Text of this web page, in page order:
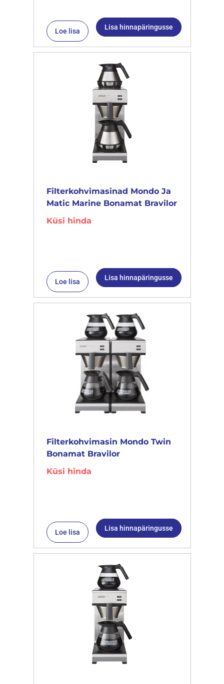
Loe lisa Lisa hinnapäringusse
Filterkohvimasinad Mondo Ja
Matic Marine Bonamat Bravilor
Küsi hinda
Loe lisa Lisa hinnapäringusse
Filterkohvimasin Mondo Twin
Bonamat Bravilor
Küsi hinda
Loe lisa Lisa hinnapäringusse